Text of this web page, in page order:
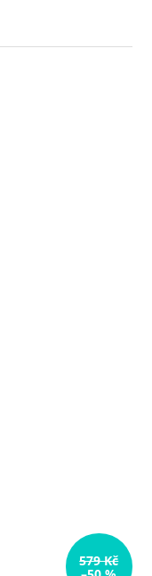
579 Kč